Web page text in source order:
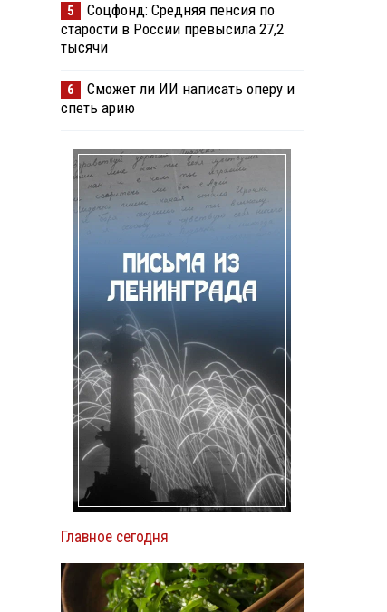
5
Соцфонд: Средняя пенсия по
старости в России превысила 27,2
тысячи
6
Сможет ли ИИ написать оперу и
спеть арию
Главное сегодня